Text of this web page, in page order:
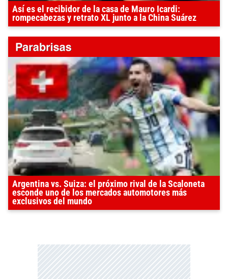
Así es el recibidor de la casa de Mauro Icardi:
rompecabezas y retrato XL junto a la China Suárez
Argentina vs. Suiza: el próximo rival de la Scaloneta
esconde uno de los mercados automotores más
exclusivos del mundo